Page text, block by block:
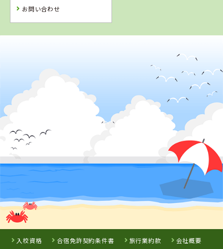
詳 細 予 約
3位
久慈自動車学校
予 約
お問い合わせ
入校資格 合宿免許契約条件書 旅行業約款
会社概要